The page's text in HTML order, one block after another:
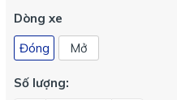
Dòng xe
Đóng
Mở
Số lượng: